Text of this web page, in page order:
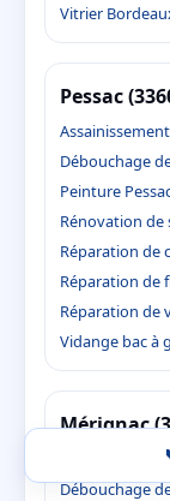
Vitrier
Pessac
Débouchage
Peinture
Rénovation de
Réparation de
Réparation de
Réparation de
Vidange bac à
Mérignac
Débouchage